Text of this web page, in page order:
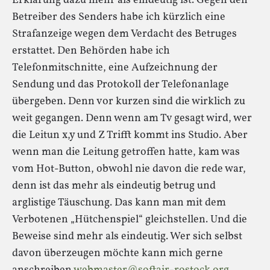
Betreiber des Senders habe ich kürzlich eine
Strafanzeige wegen dem Verdacht des Betruges
erstattet. Den Behörden habe ich
Telefonmitschnitte, eine Aufzeichnung der
Sendung und das Protokoll der Telefonanlage
übergeben. Denn vor kurzen sind die wirklich zu
weit gegangen. Denn wenn am Tv gesagt wird, wer
die Leitun x,y und Z Trifft kommt ins Studio. Aber
wenn man die Leitung getroffen hatte, kam was
vom Hot-Button, obwohl nie davon die rede war,
denn ist das mehr als eindeutig betrug und
arglistige Täuschung. Das kann man mit dem
Verbotenen „Hütchenspiel“ gleichstellen. Und die
Beweise sind mehr als eindeutig. Wer sich selbst
davon überzeugen möchte kann mich gerne